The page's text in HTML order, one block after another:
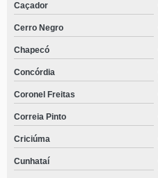
Caçador
Cerro Negro
Chapecó
Concórdia
Coronel Freitas
Correia Pinto
Criciúma
Cunhataí